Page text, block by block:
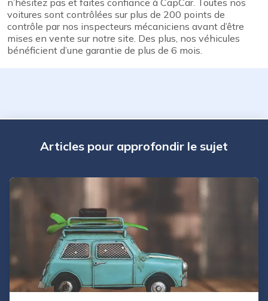
n’hésitez pas et faites confiance à CapCar. Toutes nos
voitures sont contrôlées sur plus de 200 points de
contrôle par nos inspecteurs mécaniciens avant d’être
mises en vente sur notre site. Des plus, nos véhicules
bénéficient d’une garantie de plus de 6 mois.
Articles pour approfondir le sujet